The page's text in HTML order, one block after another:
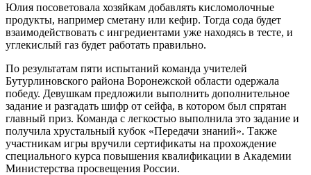
Юлия посоветовала хозяйкам добавлять кисломолочные
продукты, например сметану или кефир. Тогда сода будет
взаимодействовать с ингредиентами уже находясь в тесте, и
углекислый газ будет работать правильно.
По результатам пяти испытаний команда учителей
Бутурлиновского района Воронежской области одержала
победу. Девушкам предложили выполнить дополнительное
задание и разгадать шифр от сейфа, в котором был спрятан
главный приз. Команда с легкостью выполнила это задание и
получила хрустальный кубок «Передачи знаний». Также
участникам игры вручили сертификаты на прохождение
специального курса повышения квалификации в Академии
Министерства просвещения России.